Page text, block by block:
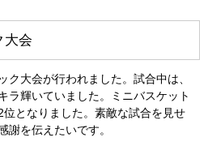
会
大会が行われました。試合中は、
ラ輝いていました。ミニバスケット
となりました。素敵な試合を見せ
謝を伝えたいです。